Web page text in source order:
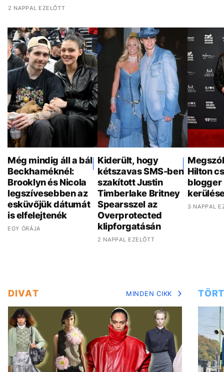
2 NAPPAL EZELŐTT
Még mindig áll a bál
Beckhaméknél:
Brooklyn és Nicola
legszívesebben az
esküvőjük dátumát
is elfelejtenék
EGY ÓRÁJA
Kiderült, hogy
kétszavas SMS-ben
szakított Justin
Timberlake Britney
Spearsszel az
Overprotected
klipforgatásán
2 NAPPAL EZELŐTT
Hilton
blogger
3 NAPPAL
DIVAT MINDEN CIKK